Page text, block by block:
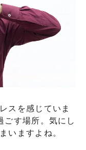
スを感じていま
ごす場所。気にし
いますよね。